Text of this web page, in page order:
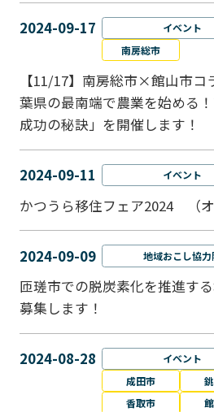
2024-09-17 イベント
南房総市
【11/17】南房総市×館山市コ
葉県の最南端で農業を始める
成功の秘訣」を開催します！
2024-09-11 イベント
かつうら移住フェア2024 （オ
2024-09-09 地域おこし協力
匝瑳市での脱炭素化を推進す
募集します！
2024-08-28 イベント
成田市
香取市